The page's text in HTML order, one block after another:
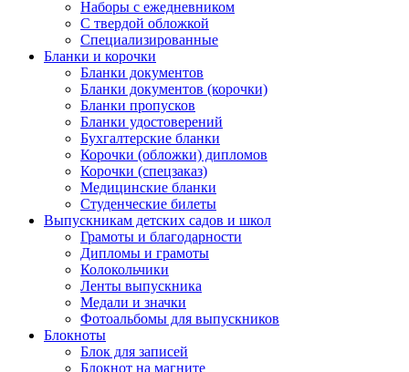
Наборы с ежедневником
С твердой обложкой
Специализированные
Бланки и корочки
Бланки документов
Бланки документов (корочки)
Бланки пропусков
Бланки удостоверений
Бухгалтерские бланки
Корочки (обложки) дипломов
Корочки (спецзаказ)
Медицинские бланки
Студенческие билеты
Выпускникам детских садов и школ
Грамоты и благодарности
Дипломы и грамоты
Колокольчики
Ленты выпускника
Медали и значки
Фотоальбомы для выпускников
Блокноты
Блок для записей
Блокнот на магните